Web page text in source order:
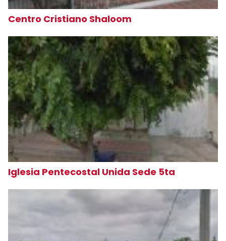
Centro Cristiano Shaloom
Iglesia Pentecostal Unida Sede 5ta